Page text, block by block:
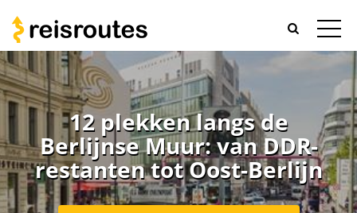
12 plekken langs de
Berlijnse Muur: van DDR-
restanten tot Oost-Berlijn